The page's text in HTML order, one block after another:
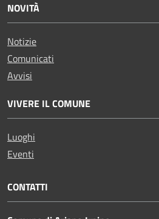
NOVITÀ
Notizie
Comunicati
Avvisi
VIVERE IL COMUNE
Luoghi
Eventi
CONTATTI